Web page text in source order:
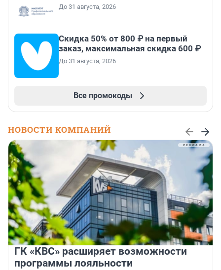
До 31 августа, 2026
Скидка 50% от 800 ₽ на первый
заказ, максимальная скидка 600 ₽
До 31 августа, 2026
Все промокоды
НОВОСТИ КОМПАНИЙ
ГК «КВС» расширяет возможности
программы лояльности